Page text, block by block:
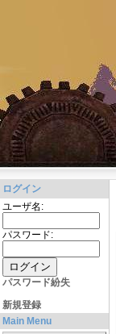
ログイン
ユーザ名:
パスワード:
パスワード紛失
新規登録
Main Menu